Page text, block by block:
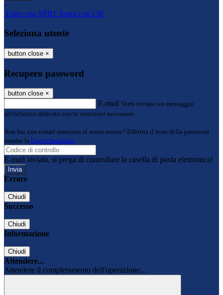
-
Entra con SPID Entra con CIE
Seleziona utente
button close ×
Recupero password
button close ×
E-mail Verrà inviato un messaggio
all'indirizzo indicato con le istruzioni necessarie.
Non hai una e-mail associata al nome utente? Effettua il reset della password
tramite la Login Spaggiari
E-mail inviata, si prega di controllare la casella di posta elettronica!
Errore
Chiudi
Successo
Chiudi
Informazione
Chiudi
Attendere...
Attendere il completamento dell'operazione...